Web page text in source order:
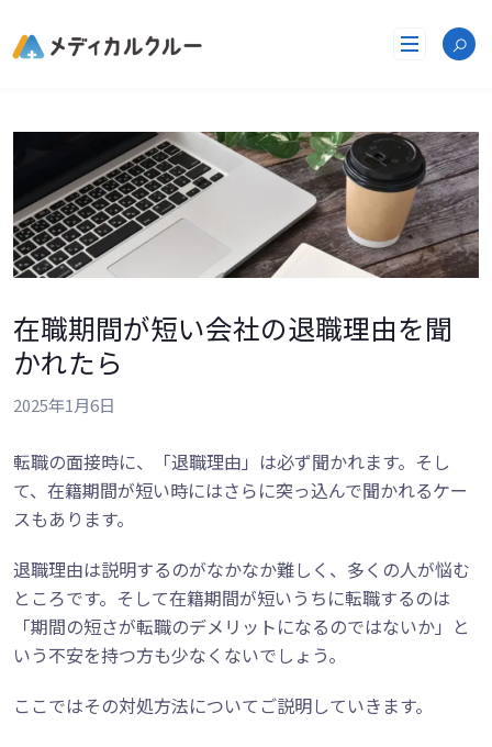
テ
へ
プ
在職期間が短い会社の退職理由を聞
かれたら
2025年1月6日
転職の面接時に、「退職理由」は必ず聞かれます。そし
て、在籍期間が短い時にはさらに突っ込んで聞かれるケー
スもあります。
退職理由は説明するのがなかなか難しく、多くの人が悩む
ところです。そして在籍期間が短いうちに転職するのは
「期間の短さが転職のデメリットになるのではないか」と
いう不安を持つ方も少なくないでしょう。
ここではその対処方法についてご説明していきます。